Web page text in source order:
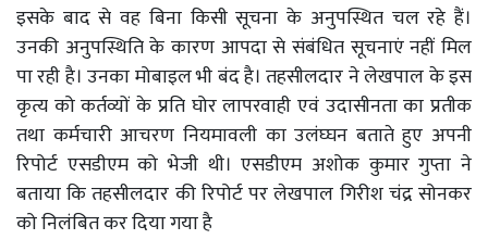
इसके बाद से वह बिना किसी सूचना के अनुपस्थित चल रहे हैं।
उनकी अनुपस्थिति के कारण आपदा से संबंधित सूचनाएं नहीं मिल
पा रही है‌। उनका मोबाइल भी बंद है‌। तहसीलदार ने लेखपाल के इस
कृत्य को कर्तव्यों के प्रति घोर लापरवाही एवं उदासीनता का प्रतीक
तथा कर्मचारी आचरण नियमावली का उलंघ्घन बताते हुए अपनी
रिपोर्ट एसडीएम को भेजी थी। एसडीएम अशोक कुमार गुप्ता ने
बताया कि तहसीलदार की रिपोर्ट पर लेखपाल गिरीश चंद्र सोनकर
को निलंबित कर दिया गया है‌